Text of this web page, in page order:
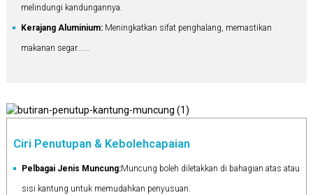
melindungi kandungannya.
Kerajang Aluminium:Meningkatkan sifat penghalang, memastikan
makanan segar......
Ciri Penutupan & Kebolehcapaian
Pelbagai Jenis Muncung:Muncung boleh diletakkan di bahagian atas atau
sisi kantung untuk memudahkan penyusuan.